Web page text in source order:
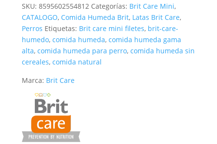
in
gravy
85gr
cantidad
SKU: 8595602554812 Categorías: Brit Care Mini,
CATALOGO, Comida Humeda Brit, Latas Brit Care,
Perros Etiquetas: Brit care mini filetes, brit-care-
humedo, comida humeda, comida humeda gama
alta, comida humeda para perro, comida humeda sin
cereales, comida natural
Marca: Brit Care